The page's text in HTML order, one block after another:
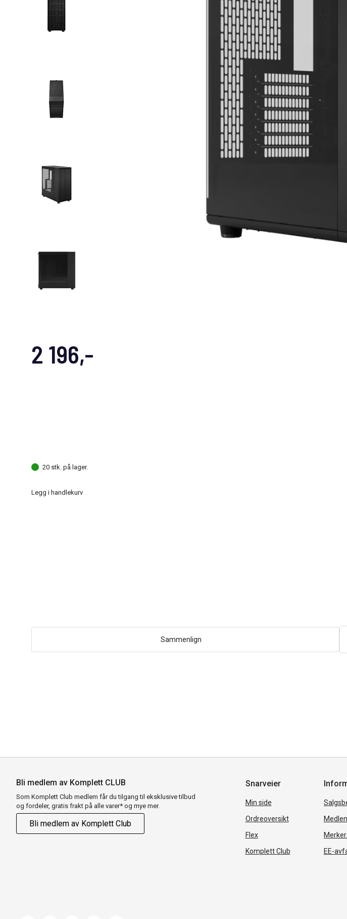
2 196,-
20 stk. på lager.
Legg i handlekurv
Sammenlign
Bli medlem av Komplett CLUB
Som Komplett Club medlem får du tilgang til eksklusive tilbud
og fordeler, gratis frakt på alle varer* og mye mer.
Bli medlem av Komplett Club
Snarveier
Min side
Ordreoversikt
Flex
Komplett Club
EE-